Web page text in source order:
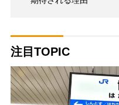
注目TOPIC